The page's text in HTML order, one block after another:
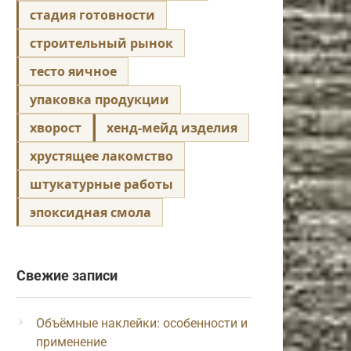
стадия готовности
строительный рынок
тесто яичное
упаковка продукции
хворост
хенд-мейд изделия
хрустящее лакомство
штукатурные работы
эпоксидная смола
Свежие записи
Объёмные наклейки: особенности и
применение